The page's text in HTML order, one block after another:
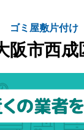
ゴミ屋敷片付け
阪市西成